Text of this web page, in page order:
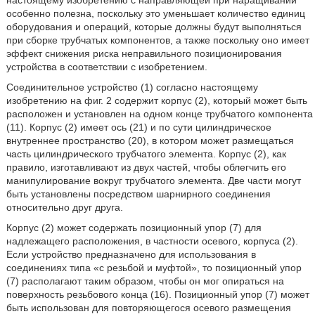
особенно полезна, поскольку это уменьшает количество единиц
оборудования и операций, которые должны будут выполняться
при сборке трубчатых компонентов, а также поскольку оно имеет
эффект снижения риска неправильного позиционирования
устройства в соответствии с изобретением.
Соединительное устройство (1) согласно настоящему
изобретению на фиг. 2 содержит корпус (2), который может быть
расположен и установлен на одном конце трубчатого компонента
(11). Корпус (2) имеет ось (21) и по сути цилиндрическое
внутреннее пространство (20), в котором может размещаться
часть цилиндрического трубчатого элемента. Корпус (2), как
правило, изготавливают из двух частей, чтобы облегчить его
манипулирование вокруг трубчатого элемента. Две части могут
быть установлены посредством шарнирного соединения
относительно друг друга.
Корпус (2) может содержать позиционный упор (7) для
надлежащего расположения, в частности осевого, корпуса (2).
Если устройство предназначено для использования в
соединениях типа «с резьбой и муфтой», то позиционный упор
(7) располагают таким образом, чтобы он мог опираться на
поверхность резьбового конца (16). Позиционный упор (7) может
быть использован для повторяющегося осевого размещения